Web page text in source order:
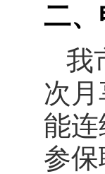
二
我
次
能
参